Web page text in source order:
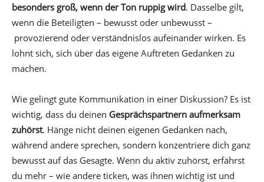
besonders groß, wenn der Ton ruppig wird. Dasselbe gilt,
wenn die Beteiligten – bewusst oder unbewusst –
provozierend oder verständnislos aufeinander wirken. Es
lohnt sich, sich über das eigene Auftreten Gedanken zu
machen.
Wie gelingt gute Kommunikation in einer Diskussion? Es ist
wichtig, dass du deinen Gesprächspartnern aufmerksam
zuhörst. Hänge nicht deinen eigenen Gedanken nach,
während andere sprechen, sondern konzentriere dich ganz
bewusst auf das Gesagte. Wenn du aktiv zuhörst, erfährst
du mehr – wie andere ticken, was ihnen wichtig ist und